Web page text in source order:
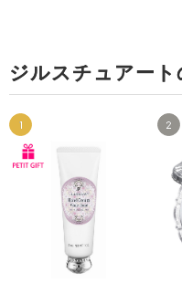
ジルスチュアー
1 2